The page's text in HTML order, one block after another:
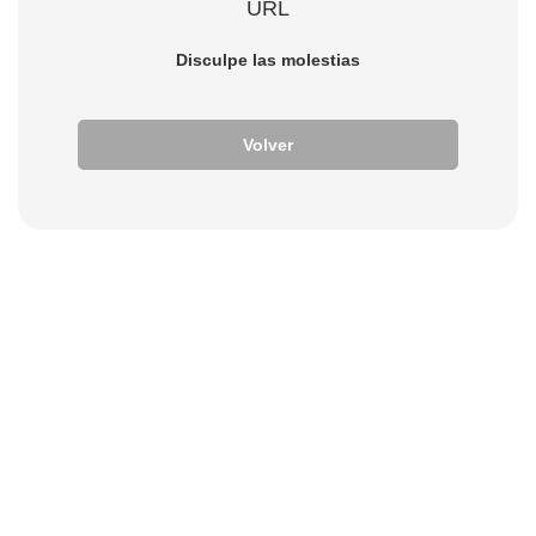
URL
Disculpe las molestias
Volver